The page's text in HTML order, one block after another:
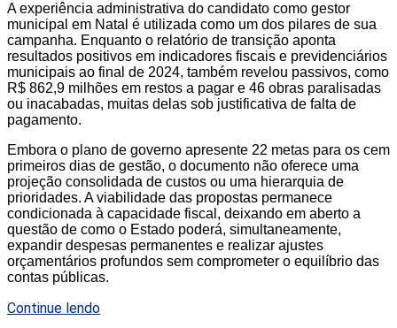
A experiência administrativa do candidato como gestor
municipal em Natal é utilizada como um dos pilares de sua
campanha. Enquanto o relatório de transição aponta
resultados positivos em indicadores fiscais e previdenciários
municipais ao final de 2024, também revelou passivos, como
R$ 862,9 milhões em restos a pagar e 46 obras paralisadas
ou inacabadas, muitas delas sob justificativa de falta de
pagamento.
Embora o plano de governo apresente 22 metas para os cem
primeiros dias de gestão, o documento não oferece uma
projeção consolidada de custos ou uma hierarquia de
prioridades. A viabilidade das propostas permanece
condicionada à capacidade fiscal, deixando em aberto a
questão de como o Estado poderá, simultaneamente,
expandir despesas permanentes e realizar ajustes
orçamentários profundos sem comprometer o equilíbrio das
contas públicas.
Continue lendo